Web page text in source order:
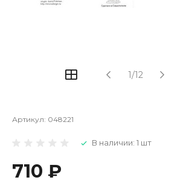
1/12
Артикул: 048221
В наличии: 1 шт
710 ₽